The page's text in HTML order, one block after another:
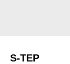
S-TEP